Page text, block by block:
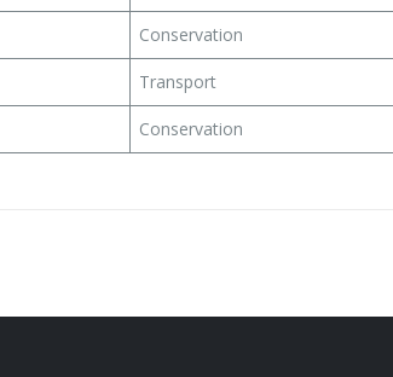
Conservation
Transport
Conservation